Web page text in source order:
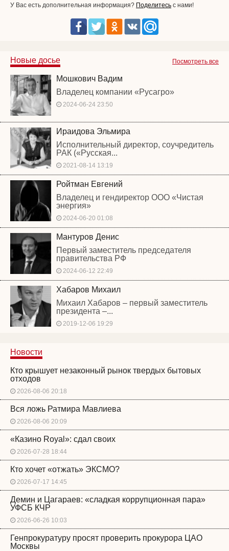
У Вас есть дополнительная информация? Поделитесь с нами!
Посмотреть все
Новые досье
Мошкович Вадим
Владелец компании «Русагро»
2024-06-24 23:50
Ираидова Эльмира
Исполнительный директор, соучредитель
РАК («Русская...
2021-08-14 13:19
Ройтман Евгений
Владелец и гендиректор ООО «Чистая
энергия»
2024-06-20 01:08
Мантуров Денис
Первый заместитель председателя
правительства РФ
2024-06-12 22:49
Хабаров Михаил
Михаил Хабаров – первый заместитель
президента –...
2019-12-06 19:29
Новости
Кто крышует незаконный рынок твердых бытовых
отходов
2026-08-06 20:18
Вся ложь Ратмира Мавлиева
2026-08-06 20:09
«Казино Royal»: сдал своих
2026-07-28 18:44
Кто хочет «отжать» ЭКСМО?
2026-07-17 14:45
Демин и Цагараев: «сладкая коррупционная пара»
УФСБ КЧР
2026-06-26 10:03
Генпрокуратуру просят проверить прокурора ЦАО
Москвы